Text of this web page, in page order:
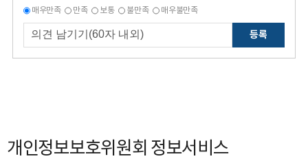
매우만족 만족 보통 불만족 매우불만족
등록
개인정보보호위원회 정보서비스